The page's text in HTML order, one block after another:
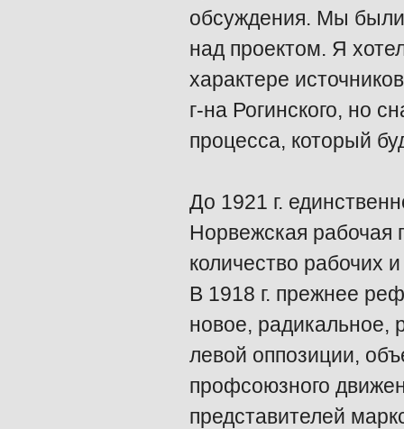
обсуждения. Мы были
над проектом. Я
характере
г-на Рогинского, но
процесса, который
До 1921 г.
Норвежская рабочая
количество рабочих
В 1918 г. прежнее
новое, радикальное,
левой оппозиции,
профсоюзного
представителей